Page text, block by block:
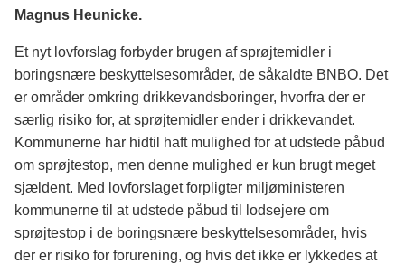
Magnus Heunicke.
Et nyt lovforslag forbyder brugen af sprøjtemidler i
boringsnære beskyttelsesområder, de såkaldte BNBO. Det
er områder omkring drikkevandsboringer, hvorfra der er
særlig risiko for, at sprøjtemidler ender i drikkevandet.
Kommunerne har hidtil haft mulighed for at udstede påbud
om sprøjtestop, men denne mulighed er kun brugt meget
sjældent. Med lovforslaget forpligter miljøministeren
kommunerne til at udstede påbud til lodsejere om
sprøjtestop i de boringsnære beskyttelsesområder, hvis
der er risiko for forurening, og hvis det ikke er lykkedes at